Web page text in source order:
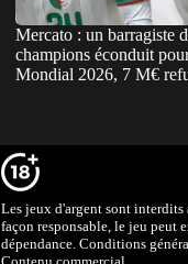
Mercato : un barragiste
champions éconduit
Mondial 2026, 7 M€
Les jeux d'argent sont interdits
façon responsable, le jeu peut
dépendance. Conditions